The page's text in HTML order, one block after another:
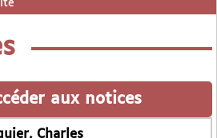
aux notices
Charles